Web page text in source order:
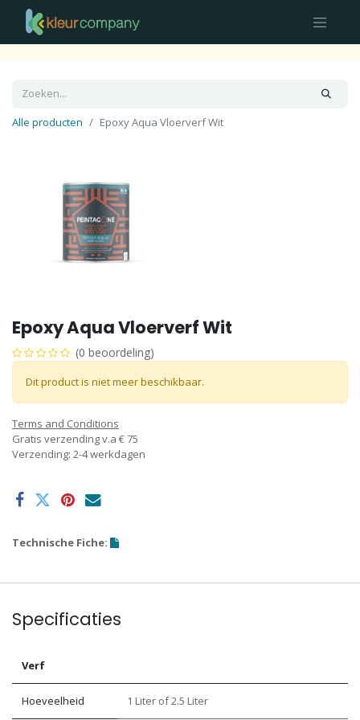
Alle producten Epoxy Aqua Vloerverf Wit
Epoxy Aqua Vloerverf Wit
(0 beoordeling)
Dit product is niet meer beschikbaar.
Terms and Conditions
Gratis verzending v.a € 75
Verzending: 2-4 werkdagen
Technische Fiche:
Specificaties
Verf
Hoeveelheid 1 Liter of2.5 Liter